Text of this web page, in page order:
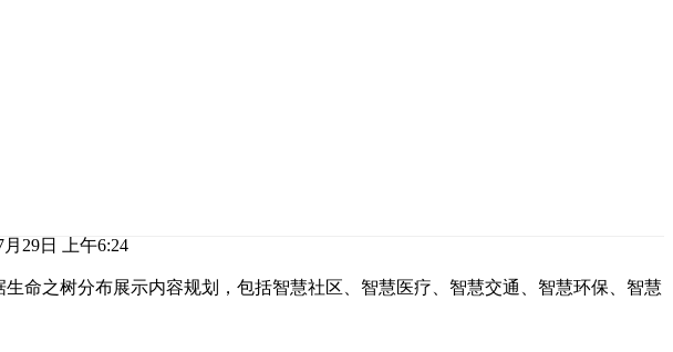
月29日 上午6:24
命之树分布展示内容规划，包括智慧社区、智慧医疗、智慧交通、智慧环保、智慧